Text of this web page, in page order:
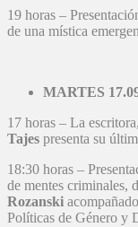
19 horas –
de una mística
MARTES
17 horas – La
Tajes presenta su
18:30 horas –
de mentes criminales,
Rozanski
Políticas de Género y